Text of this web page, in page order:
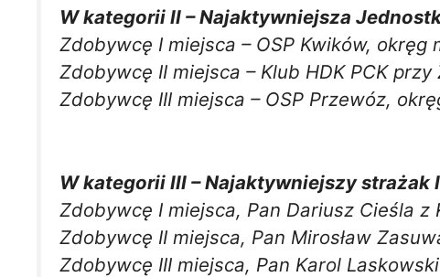
W kategorii II – Najaktywniejsza
Zdobywcę I miejsca – OSP Kwików, okręg
Zdobywcę II miejsca – Klub HDK PCK
Zdobywcę III miejsca – OSP Przewóz,
W kategorii III – Najaktywniejszy strażak
Zdobywcę I miejsca, Pan Dariusz Cieśla z
Zdobywcę II miejsca, Pan Mirosław
Zdobywcę III miejsca, Pan Karol